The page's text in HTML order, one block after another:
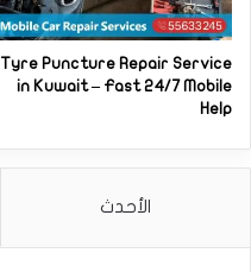
Tyre Puncture Repair Service
in Kuwait – Fast 24/7 Mobile
Help
الأحدث